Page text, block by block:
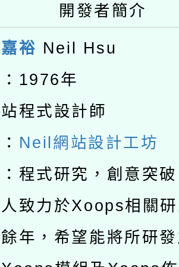
活動簡章
COVID-19疫苗接
象擴大為「滿6
民眾」措施，延
止
經濟部水利署委託
研究院辦理「
優單位及節水達
8月22日(星期六
孔廟祈福系列
慧啟航」
桃園地景藝術
桃園藝術巡演
育部國民及學前
灣師範大學辦理
康促進學校輔導
研習」實施計畫
家教育研究院中
族教育政策研討
國際趨勢與發展
市政府教育局辦
成長研習實施計
國立臺灣師範大學
關國立成功大學
開發者簡介
裕 Neil Hsu
1976年
程式設計師
Neil網站設計工坊
程式研究，創意突
致力於Xoops相關
年，希望能將所研